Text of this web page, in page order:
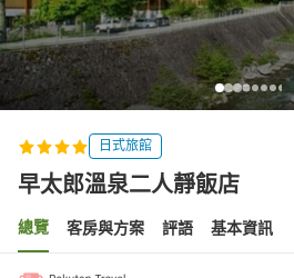
日式旅館
早太郎溫泉二人靜飯店
總覽 客房與方案 評語 基本資訊